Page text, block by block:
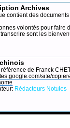
Archives
contient des
volontés pour faire
sont les
référence de Franck
site/
Rédacteurs Notules